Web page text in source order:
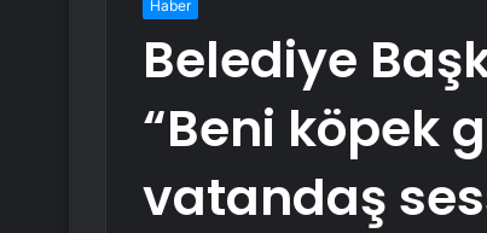
Haber
Belediye
“Beni köpek
vatandaş